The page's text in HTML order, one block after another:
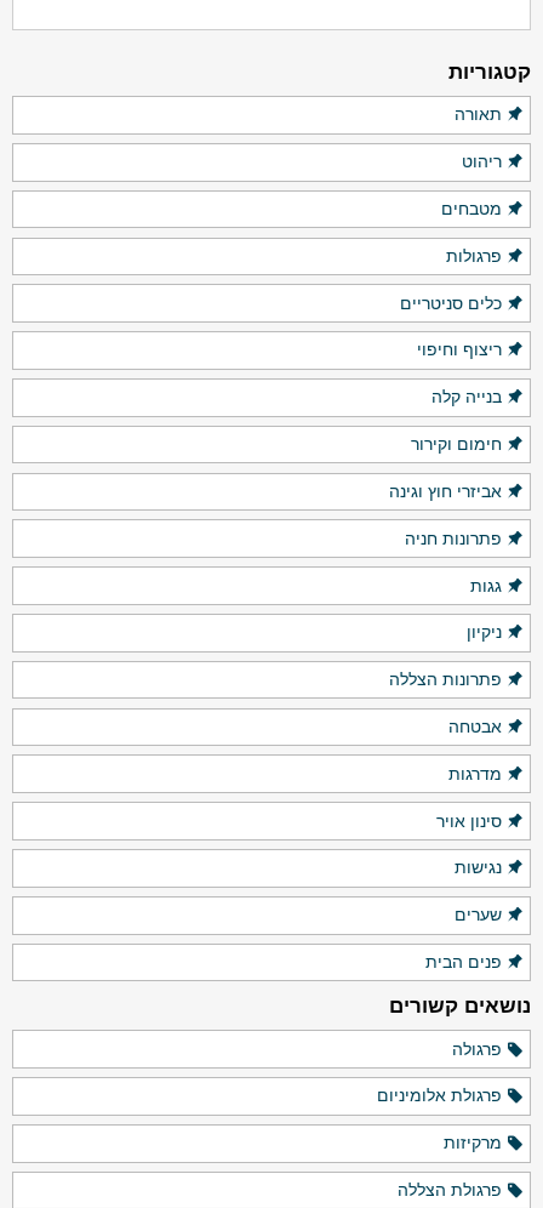
קטגוריות
תאורה
ריהוט
מטבחים
פרגולות
כלים סניטריים
ריצוף וחיפוי
בנייה קלה
חימום וקירור
אביזרי חוץ וגינה
פתרונות חניה
גגות
ניקיון
פתרונות הצללה
אבטחה
מדרגות
סינון אויר
נגישות
שערים
פנים הבית
נושאים קשורים
פרגולה
פרגולת אלומיניום
מרקיזות
פרגולת הצללה